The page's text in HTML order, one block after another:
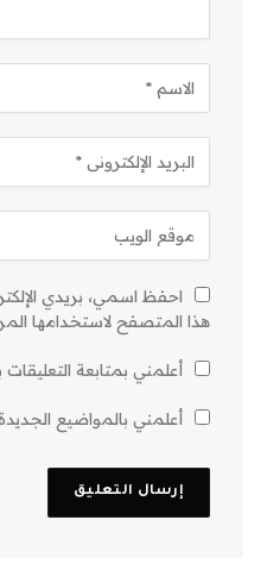
احفظ اسمي، بريدي
هذا المتصفح لاستخدامها
أعلمني بمتابعة التعليقات
أعلمني بالمواضيع